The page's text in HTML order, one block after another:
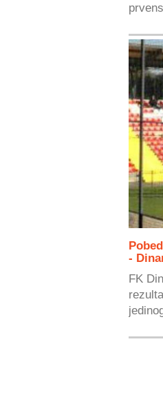
-
FK